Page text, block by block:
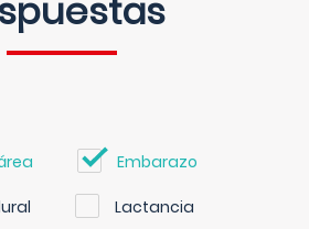
Embarazo
Lactancia